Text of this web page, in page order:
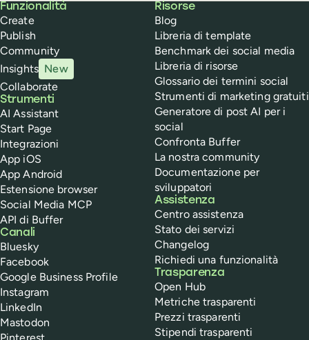
Buffer
Funzionalità
Create
Publish
Community
Insights New
Collaborate
Strumenti
AI Assistant
Start Page
Integrazioni
App iOS
App Android
Estensione browser
Social Media MCP
API di Buffer
Canali
Bluesky
Facebook
Google Business Profile
Instagram
LinkedIn
Mastodon
Risorse
Blog
Libreria di template
Benchmark dei social media
Libreria di risorse
Glossario dei termini social
Strumenti di marketing gratuiti
Generatore di post AI per i
social
Confronta Buffer
La nostra community
Documentazione per
sviluppatori
Assistenza
Centro assistenza
Stato dei servizi
Changelog
Richiedi una funzionalità
Trasparenza
Open Hub
Metriche trasparenti
Prezzi trasparenti
Stipendi trasparenti